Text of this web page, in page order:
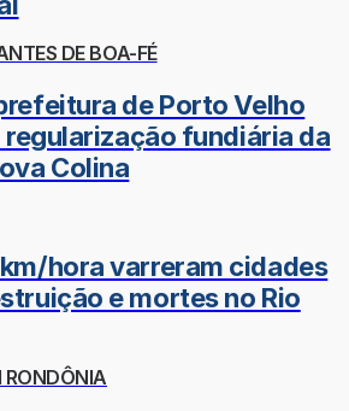
DE BOA-FÉ
de Porto Velho
regularização fundiária da
Colina
hora varreram cidades
e mortes no Rio
RONDÔNIA